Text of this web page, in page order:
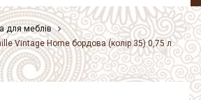
для меблів
Vintage Home бордова (колір 35) 0,75 л